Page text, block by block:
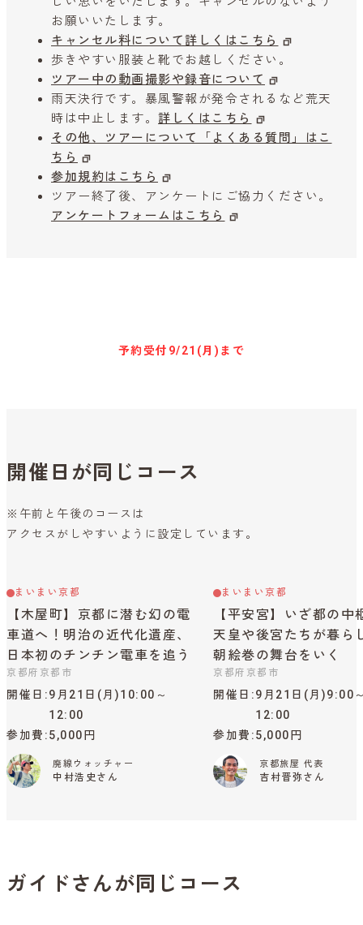
お願いいたします。
キャンセル料について詳しくはこちら
歩きやすい服装と靴でお越しください。
ツアー中の動画撮影や録音について
雨天決行です。暴風警報が発令されるなど荒天
時は中止します。 詳しくはこちら
その他、ツアーについて「よくある質問」はこ
ちら
参加規約はこちら
ツアー終了後、アンケートにご協力ください。
アンケートフォームはこちら
予約受付 9/21(月)まで
開催日が同じコース
※午前と午後のコースは
アクセスがしやすいように設定しています。
まいまい京都
【木屋町】京都に潜む幻の電
車道へ！明治の近代化遺産、
日本初のチンチン電車を追う
京都府京都市
開催日
9月21日(月)10:00～
12:00
参加費 5,000円
廃線ウォッチャー
中村浩史さん
まいまい京都
【平安宮】いざ都の中
天皇や後宮たちが暮ら
朝絵巻の舞台をいく
京都府京都市
開催日
9月21日(月)9:00
12:00
参加費 5,000円
京都旅屋 代表
吉村晋弥さん
ガイドさんが同じコース